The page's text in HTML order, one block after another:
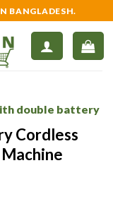
BANGLADESH.
Cordless